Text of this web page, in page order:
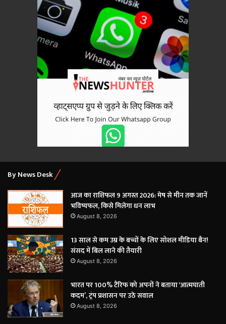
By News Desk
आज का राशिफल 9 अगस्त 2026: मेष से मीन तक जानें
भविष्यफल, किसे मिलेगा धन लाभ
August 8, 2026
13 साल से कम उम्र के बच्चों के लिए सोशल मीडिया बैन!
संसद में बिल लाने की तैयारी
August 8, 2026
भारत पर 100% टैरिफ को अपनों ने बताया ‘आत्मघाती
कदम’, ट्रंप प्रशासन पर उठे सवाल
August 8, 2026